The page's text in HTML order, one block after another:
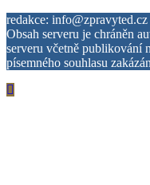
redakce: info@zpravyted.cz
Obsah serveru je chráněn
serveru včetně publikování
písemného souhlasu